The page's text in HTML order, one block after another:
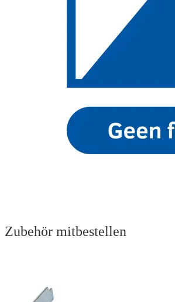
Zubehör mitbestellen